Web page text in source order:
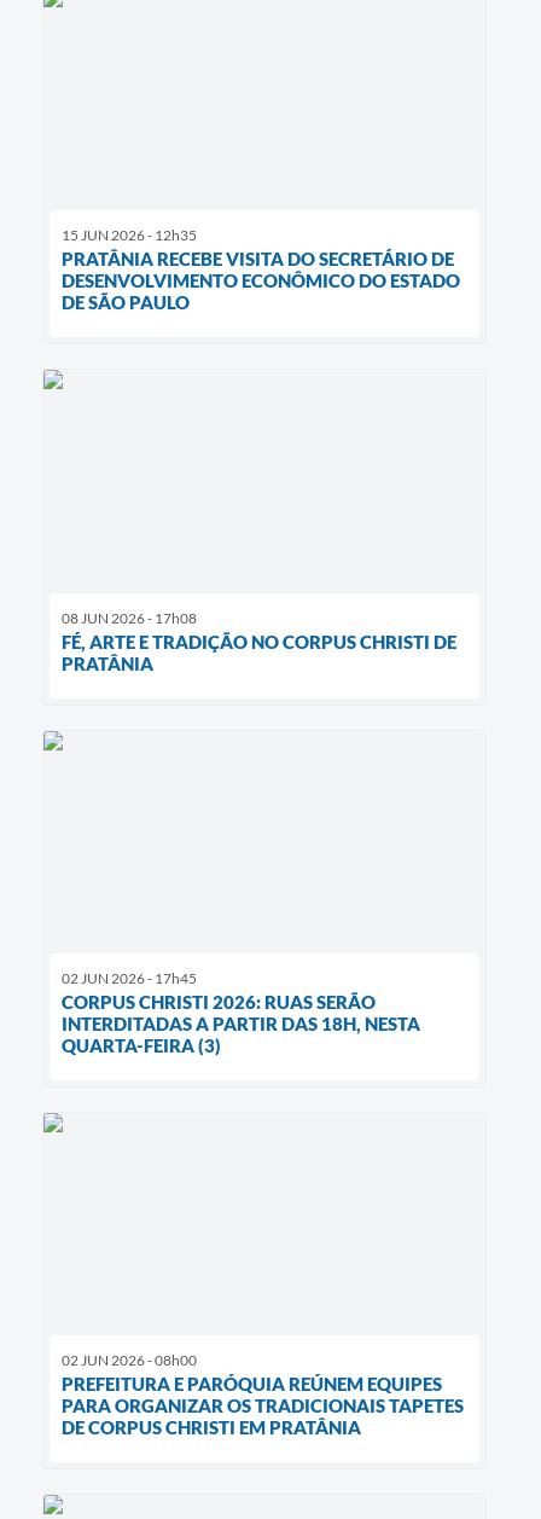
15 JUN 2026 - 12h35
PRATÂNIA RECEBE VISITA DO SECRETÁRIO DE
DESENVOLVIMENTO ECONÔMICO DO ESTADO
DE SÃO PAULO
08 JUN 2026 - 17h08
FÉ, ARTE E TRADIÇÃO NO CORPUS CHRISTI DE
PRATÂNIA
02 JUN 2026 - 17h45
CORPUS CHRISTI 2026: RUAS SERÃO
INTERDITADAS A PARTIR DAS 18H, NESTA
QUARTA-FEIRA (3)
02 JUN 2026 - 08h00
PREFEITURA E PARÓQUIA REÚNEM EQUIPES
PARA ORGANIZAR OS TRADICIONAIS TAPETES
DE CORPUS CHRISTI EM PRATÂNIA